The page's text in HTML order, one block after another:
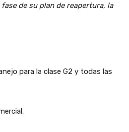
de su plan de reapertura, la
para la clase G2 y todas las